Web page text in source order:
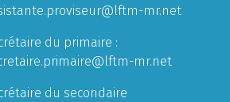
mr.net
du primaire :
mr.net
du secondaire